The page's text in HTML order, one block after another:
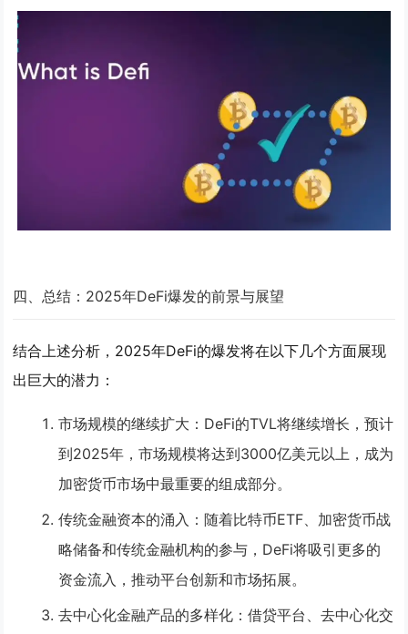
四、总结：2025年DeFi爆发的前景与展望
结合上述分析，2025年DeFi的爆发将在以下几个方面展现
出巨大的潜力：
市场规模的继续扩大 ：DeFi的TVL将继续增长，预计
到2025年，市场规模将达到3000亿美元以上，成为
加密货币市场中最重要的组成部分。
传统金融资本的涌入 ：随着比特币ETF、加密货币战
略储备和传统金融机构的参与，DeFi将吸引更多的
资金流入，推动平台创新和市场拓展。
去中心化金融产品的多样化 ：借贷平台、去中心化交